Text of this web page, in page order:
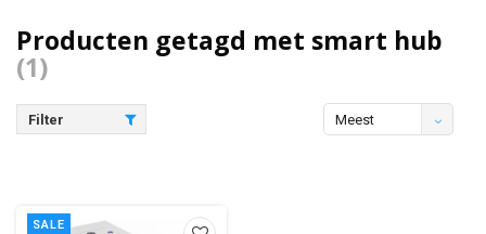
Producten getagd met smart hub
(1)
Filter
Meest
SALE